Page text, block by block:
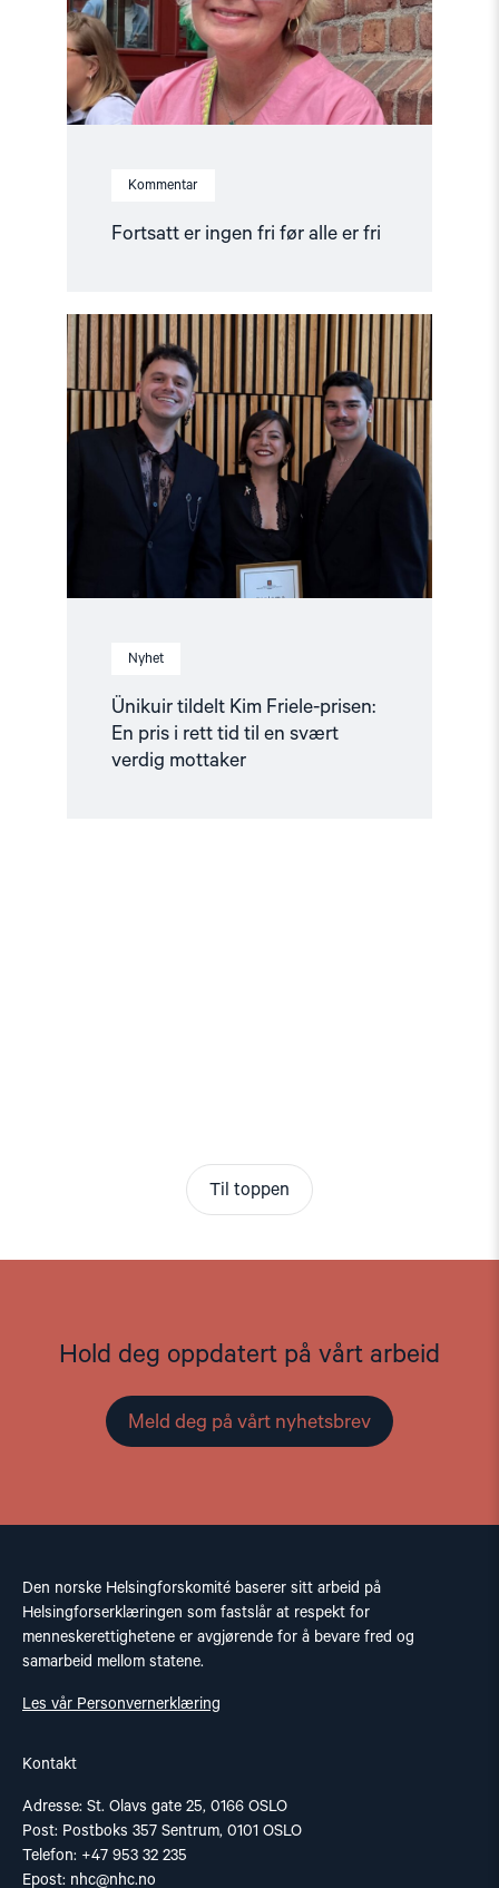
Kommentar
Fortsatt er ingen fri før alle er fri
er
fri"
Nyhet
Ünikuir tildelt Kim Friele-prisen:
En pris i rett tid til en svært
verdig mottaker
Read
article
"Ünikuir
tildelt
Kim
Friele-
prisen:
En
pris
rett
til
en
svært
Til toppen
Hold deg oppdatert på vårt arbeid
Meld deg på vårt nyhetsbrev
Den norske Helsingforskomité baserer sitt arbeid på
Helsingforserklæringen som fastslår at respekt for
menneskerettighetene er avgjørende for å bevare fred og
samarbeid mellom statene.
Les vår Personvernerklæring
Kontakt
Adresse: St. Olavs gate 25, 0166 OSLO
Post: Postboks 357 Sentrum, 0101 OSLO
Telefon: +47 953 32 235
Epost: nhc@nhc.no